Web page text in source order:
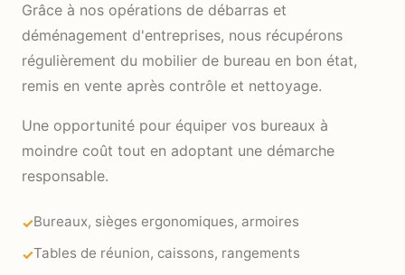
Grâce à nos opérations de débarras et
déménagement d'entreprises, nous récupérons
régulièrement du mobilier de bureau en bon état,
remis en vente après contrôle et nettoyage.
Une opportunité pour équiper vos bureaux à
moindre coût tout en adoptant une démarche
responsable.
Bureaux, sièges ergonomiques, armoires
Tables de réunion, caissons, rangements